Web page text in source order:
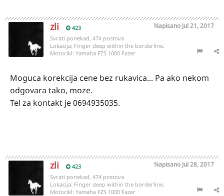
zli 423 Napisano Jul 21, 2017
Svrati ponekad, 474 postova
Lokacija: Finger deep within the borderline.
Motocikl: Yamaha FZS 1000 Fazer
Moguca korekcija cene bez rukavica... Pa ako nekom
odgovara tako, moze.
Tel za kontakt je 0694935035.
zli 423 Napisano Jul 28, 2017
Svrati ponekad, 474 postova
Lokacija: Finger deep within the borderline.
Motocikl: Yamaha FZS 1000 Fazer